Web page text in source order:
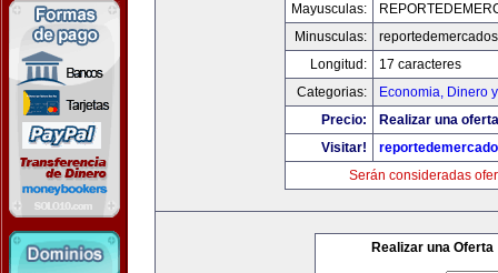
Mayusculas:
Minusculas:
Longitud:
17 caracteres
Categorias:
Economia, Dinero
Precio:
Realizar una
Visitar!
Serán consideradas
Realizar una Oferta